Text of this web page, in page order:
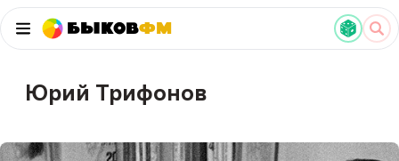
БыковФМ
Юрий Трифонов